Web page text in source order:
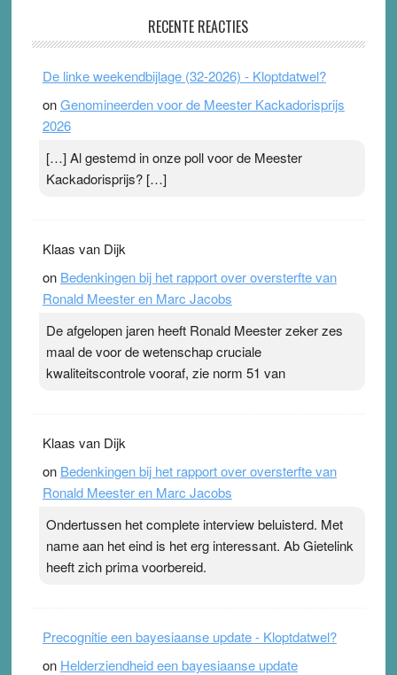
Ward van Beek
topsporters. Ze hopen ermee hun hartslag te verlagen
terwijl ze meer zuurstof opnemen. Daarop heeft zo’n
pleister geen effect. Maar het gevoel ‘makkelijker te
Pleisterplakkers in de topspsort › [...]
RECENTE REACTIES
De linke weekendbijlage (32-2026) - Kloptdatwel?
onGenomineerden voor de Meester Kackadorisprijs
2026
[…] Al gestemd in onze poll voor de Meester
Kackadorisprijs? […]
Klaas van Dijk
on Bedenkingen bij het rapport over oversterfte van
Ronald Meester en Marc Jacobs
De afgelopen jaren heeft Ronald Meester zeker zes
maal de voor de wetenschap cruciale
kwaliteitscontrole vooraf, zie norm 51 van
Klaas van Dijk
on Bedenkingen bij het rapport over oversterfte van
Ronald Meester en Marc Jacobs
Ondertussen het complete interview beluisterd. Met
name aan het eind is het erg interessant. Ab Gietelink
heeft zich prima voorbereid.
Precognitie een bayesiaanse update - Kloptdatwel?
on Helderziendheid een bayesiaanse update